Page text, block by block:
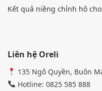
Kết quả niềng chỉnh hô
Liên hệ Oreli
135 Ngô Quyền, Buôn
Hotline: 0825 585 888